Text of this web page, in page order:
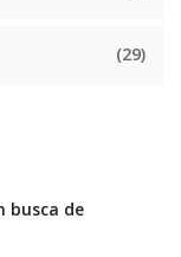
(29)
busca de